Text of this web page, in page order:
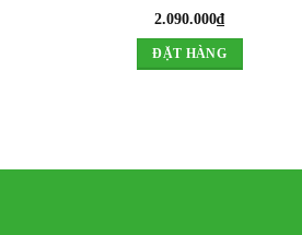
2.090.000₫
ĐẶT HÀNG